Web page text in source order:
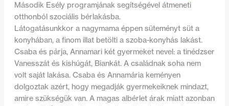
Második Esély programjának segítségével átmeneti
otthonból szociális bérlakásba.
Látogatásunkkor a nagymama éppen süteményt süt a
konyhában, a finom illat betölti a szoba-konyhás lakást.
Csaba és párja, Annamari két gyermeket nevel: a tinédzser
Vanesszát és kishúgát, Biankát. A családnak soha nem
volt saját lakása. Csaba és Annamária keményen
dolgoztak azért, hogy megadják gyermekeiknek mindazt,
amire szükségük van. A magas albérlet árak miatt azonban